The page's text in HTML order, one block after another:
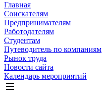
Главная
Соискателям
Предпринимателям
Работодателям
Студентам
Путеводитель по компаниям
Рынок труда
Новости сайта
Календарь мероприятий